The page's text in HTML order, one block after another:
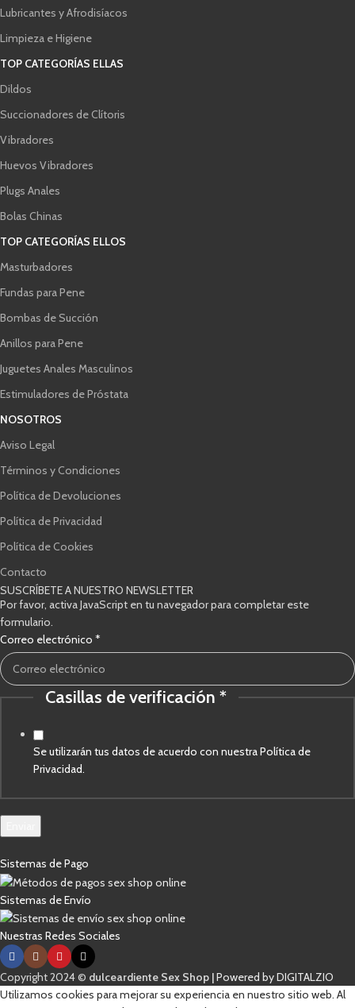
Lubricantes y Afrodisíacos
Limpieza e Higiene
TOP CATEGORÍAS ELLAS
Dildos
Succionadores de Clítoris
Vibradores
Huevos Vibradores
Plugs Anales
Bolas Chinas
TOP CATEGORÍAS ELLOS
Masturbadores
Fundas para Pene
Bombas de Succión
Anillos para Pene
Juguetes Anales Masculinos
Estimuladores de Próstata
NOSOTROS
Aviso Legal
Términos y Condiciones
Política de Devoluciones
Política de Privacidad
Política de Cookies
Contacto
SUSCRÍBETE A NUESTRO NEWSLETTER
Por favor, activa JavaScript en tu navegador para completar este
formulario.
Casillas
Correo
electrónico
Correo electrónico *
Casillas de verificación *
Se utilizarán tus datos de acuerdo con nuestra Política de
Privacidad.
Sistemas de Pago
Sistemas de Envío
Nuestras Redes Sociales
Copyright 2024 © dulceardiente Sex Shop |Powered by DIGITALZIO
Utilizamos cookies para mejorar su experiencia en nuestro sitio web. Al